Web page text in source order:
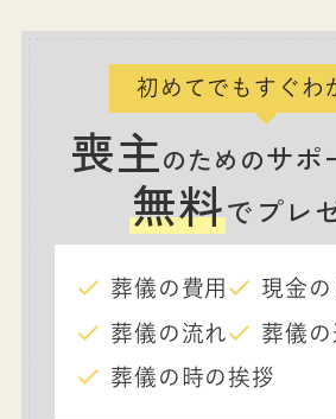
初めてでもすぐわ
喪主のためのサポ
無料でプレ
葬儀の費用
現金
葬儀の流れ
葬儀
葬儀の時の挨拶